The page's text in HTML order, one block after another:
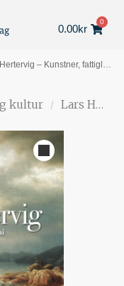
0.00kr
0
– Kunstner, fattiglem, geni
kultur / Lars Hertervig – Kunstner, fattiglem, geni